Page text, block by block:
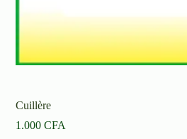
Cuillère
1.000CFA